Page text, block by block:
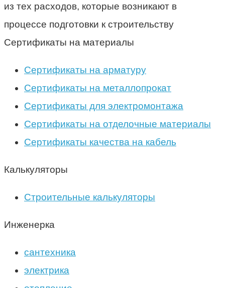
из тех расходов, которые возникают в
процессе подготовки к строительству
Сертификаты на материалы
Сертификаты на арматуру
Сертификаты на металлопрокат
Сертификаты для электромонтажа
Сертификаты на отделочные материалы
Сертификаты качества на кабель
Калькуляторы
Строительные калькуляторы
Инженерка
сантехника
электрика